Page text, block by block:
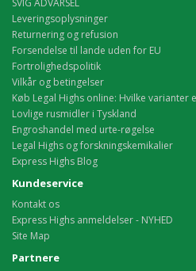
SVIG ADVARSEL
Leveringsoplysninger
Returnering og refusion
Forsendelse til lande uden for EU
Fortrolighedspolitik
Vilkår og betingelser
Køb Legal Highs online: Hvilke varianter
Lovlige rusmidler i Tyskland
Engroshandel med urte-røgelse
Legal Highs og forskningskemikalier
Express Highs Blog
Kundeservice
Kontakt os
Express Highs anmeldelser - NYHED
Site Map
Partnere